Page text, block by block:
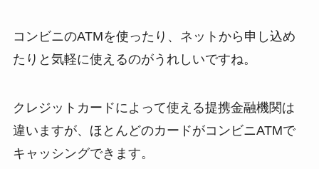
コンビニのATMを使ったり、ネットから申し込め
たりと気軽に使えるのがうれしいですね。
クレジットカードによって使える提携金融機関は
違いますが、ほとんどのカードがコンビニATMで
キャッシングできます。